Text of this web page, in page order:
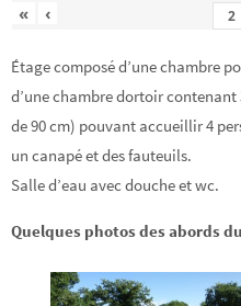
« ‹
Étage composé d’une chambre
d’une chambre dortoir
de 90 cm) pouvant accueillir 4
un canapé et des fauteuils.
Salle d’eau avec douche et wc.
Quelques photos des abords